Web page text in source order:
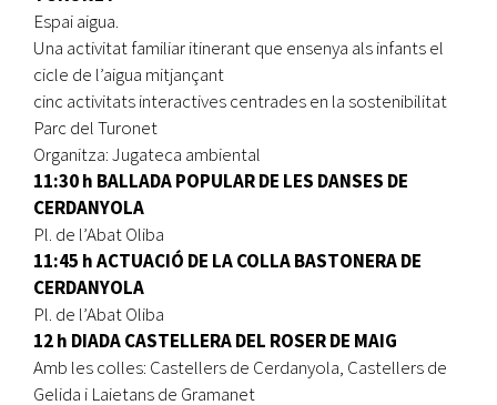
Espai aigua.
Una activitat familiar itinerant que ensenya als infants el
cicle de l’aigua mitjançant
cinc activitats interactives centrades en la sostenibilitat
Parc del Turonet
Organitza: Jugateca ambiental
11:30 h BALLADA POPULAR DE LES DANSES DE
CERDANYOLA
Pl. de l’Abat Oliba
11:45 h ACTUACIÓ DE LA COLLA BASTONERA DE
CERDANYOLA
Pl. de l’Abat Oliba
12 h DIADA CASTELLERA DEL ROSER DE MAIG
Amb les colles: Castellers de Cerdanyola, Castellers de
Gelida i Laietans de Gramanet